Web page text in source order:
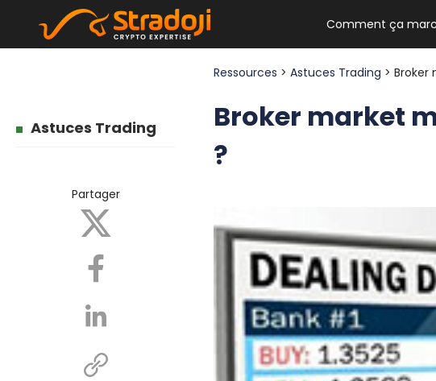
Comment ça
Astuces Trading
Partager
Ressources >Astuces Trading >
Broker market
?